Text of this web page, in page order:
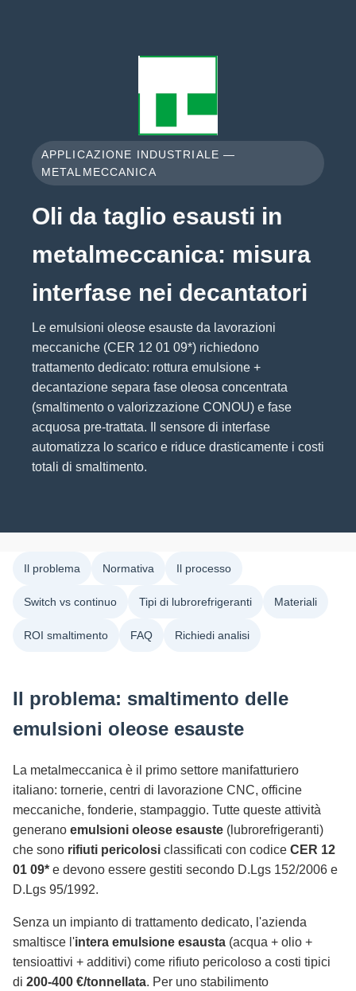
APPLICAZIONE INDUSTRIALE —
METALMECCANICA
Oli da taglio esausti in
metalmeccanica: misura
interfase nei decantatori
Le emulsioni oleose esauste da lavorazioni
meccaniche (CER 12 01 09*) richiedono
trattamento dedicato: rottura emulsione +
decantazione separa fase oleosa concentrata
(smaltimento o valorizzazione CONOU) e fase
acquosa pre-trattata. Il sensore di interfase
automatizza lo scarico e riduce drasticamente i costi
totali di smaltimento.
Il problema Normativa Il processo
Switch vs continuo Tipi di lubrorefrigeranti Materiali
ROI smaltimento FAQ Richiedi analisi
Il problema: smaltimento delle
emulsioni oleose esauste
La metalmeccanica è il primo settore manifatturiero
italiano: tornerie, centri di lavorazione CNC, officine
meccaniche, fonderie, stampaggio. Tutte queste attività
generano emulsioni oleose esauste (lubrorefrigeranti)
che sono rifiuti pericolosi classificati con codice CER 12
01 09* e devono essere gestiti secondo D.Lgs 152/2006 e
D.Lgs 95/1992.
Senza un impianto di trattamento dedicato, l'azienda
smaltisce l'intera emulsione esausta (acqua + olio +
tensioattivi + additivi) come rifiuto pericoloso a costi tipici
di 200-400 €/tonnellata. Per uno stabilimento